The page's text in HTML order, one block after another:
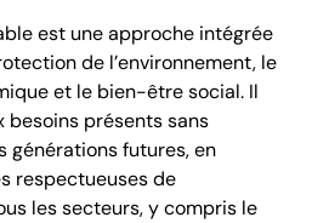
est une approche intégrée
de l’environnement, le
et le bien-être social. Il
besoins présents sans
générations futures, en
respectueuses de
les secteurs, y compris le